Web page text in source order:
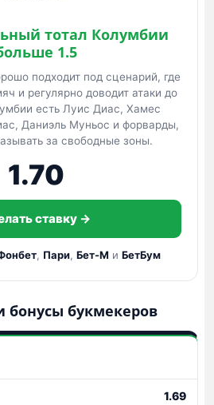
тотал Колумбии
1.5
подходит под сценарий, где
и регулярно доводит атаки до
есть Луис Диас, Хамес
Даниэль Муньос и форварды,
за свободные зоны.
1.70
ставку →
, Пари, Бет-М и БетБум
букмекеров
1.69